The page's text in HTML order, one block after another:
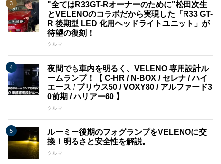
"全てはR33GT-Rオーナーのために"松田次生
とVELENOのコラボだから実現した「R33 GT-
R 後期型 LED 化用ヘッドライトユニット」が
待望の復刻！
クルマ
夜間でも車内を明るく、VELENO 専用設計ル
ームランプ！【 C-HR / N-BOX / セレナ / ハイ
エース / プリウス50 / VOXY80 / アルファード3
0前期 / ハリアー60 】
クルマ
ルーミー後期のフォグランプをVELENOに交
換！明るさと安全性を解説。
クルマ